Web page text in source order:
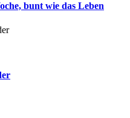
bunt wie das Leben